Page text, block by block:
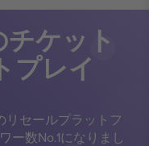
チケット
プレイ
リセールプラットフ
ー数No.1になりまし